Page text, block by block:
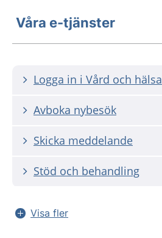
Våra e-tjänster
Logga in i Vård och hälsa
Avboka nybesök
Skicka meddelande
Stöd och behandling
Visa fler